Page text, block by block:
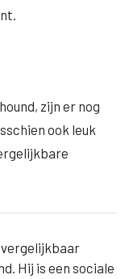
zijn er nog
ook leuk
vergelijkbaar
Hij is een sociale